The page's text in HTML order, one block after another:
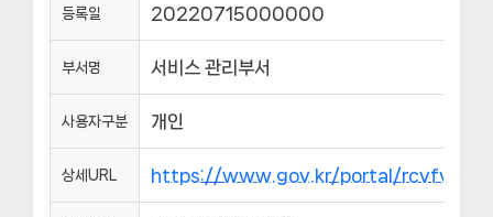
등록일 20220715000000
부서명 서비스 관리부서
사용자구분 개인
상세URL https://www.gov.kr/portal/